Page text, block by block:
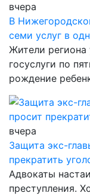
вчера
В
семи услуг в
Жители региона
госуслуги по
рождение
вчера
Защита экс-
прекратить
Адвокаты
преступления.